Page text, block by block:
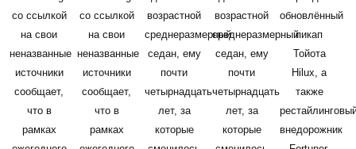
со ссылкой
на свои
неназванные
источники
сообщает,
что в
рамках
со ссылкой
на свои
неназванные
источники
сообщает,
что в
рамках
возрастной
среднеразмерный
седан, ему
почти
четырнадцать
лет, за
которые
возрастной
среднеразмерный
седан, ему
почти
четырнадцать
лет, за
которые
обновлённый
пикап
Тойота
Hilux, а
также
внедорожник